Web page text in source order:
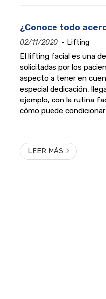
¿Conoce todo
02/11/2020 Lifting
El lifting facial es una
solicitadas por los
aspecto a tener en
especial dedicación,
ejemplo, con la rutina
cómo puede
LEER MÁS